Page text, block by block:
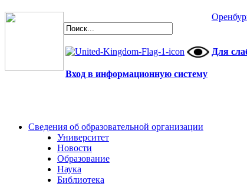
Для
Вход в информационную систему
Сведения об образовательной организации
Университет
Новости
Образование
Наука
Библиотека